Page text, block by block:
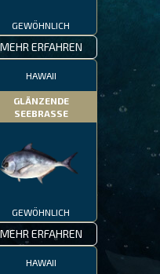
GEWÖHNLICH
MEHR ERFAHREN
HAWAII
GLÄNZENDE
SEEBRASSE
GEWÖHNLICH
MEHR ERFAHREN
HAWAII